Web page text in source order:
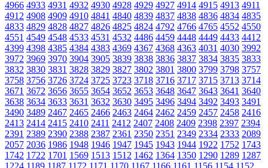
4966 4933 4931 4932 4930 4928 4929 4927 4914 4915 4913 4911
4912 4908 4909 4910 4841 4840 4839 4837 4838 4836 4834 4835
4833 4829 4828 4827 4826 4825 4824 4792 4766 4765 4552 4550
4551 4549 4548 4533 4531 4532 4486 4459 4448 4449 4433 4412
4399 4398 4385 4384 4383 4369 4367 4368 4363 4031 4030 3992
3972 3969 3970 3904 3905 3839 3838 3836 3837 3834 3835 3833
3832 3830 3831 3828 3829 3827 3802 3801 3800 3799 3798 3757
3758 3756 3726 3724 3725 3723 3718 3716 3717 3715 3713 3714
3671 3672 3656 3655 3654 3652 3653 3648 3647 3643 3641 3640
3638 3634 3633 3631 3632 3630 3495 3496 3494 3492 3493 3491
3490 3489 2467 2465 2466 2463 2464 2462 2459 2457 2458 2416
2413 2414 2415 2410 2411 2412 2407 2408 2409 2398 2397 2394
2391 2389 2390 2388 2387 2361 2350 2351 2349 2334 2333 2089
2057 2036 1986 1948 1946 1947 1945 1943 1944 1922 1752 1743
1742 1722 1701 1569 1513 1512 1462 1364 1350 1290 1289 1287
1224 1189 1187 1172 1171 1170 1167 1166 1161 1156 1154 1152